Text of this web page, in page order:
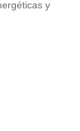
y